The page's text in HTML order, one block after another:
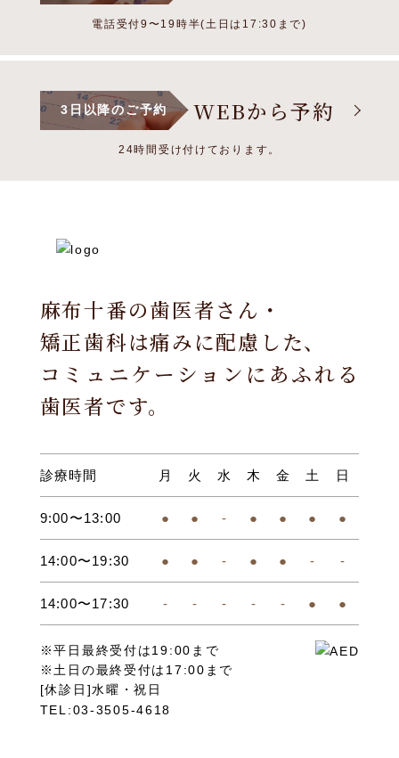
電話受付9〜19時半(土日は17:30まで)
3日以降のご予約 WEBから予約
24時間受け付けております。
麻布十番の歯医者さん・
矯正歯科は痛みに配慮した、
コミュニケーションにあふれる
歯医者です。
診療時間 月 火 水 木 金 土 日
9:00〜13:00 ● ● - ● ● ● ●
14:00〜19:30 ● ● - ● ● - -
14:00〜17:30 - - - - - ● ●
※平日最終受付は19:00まで
※土日の最終受付は17:00まで
[休診日]水曜・祝日
TEL:03-3505-4618